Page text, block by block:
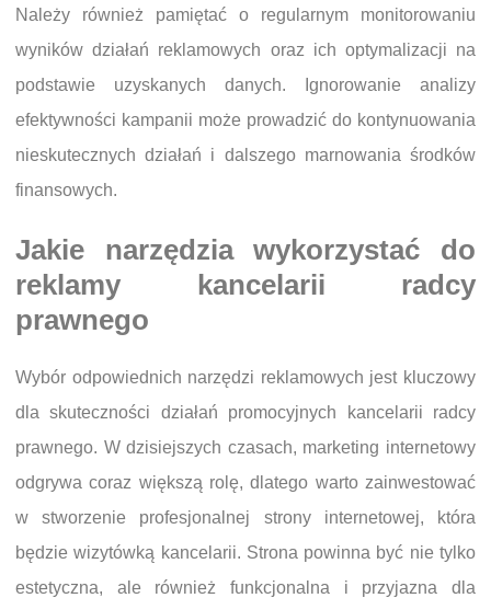
Należy również pamiętać o regularnym monitorowaniu
wyników działań reklamowych oraz ich optymalizacji na
podstawie uzyskanych danych. Ignorowanie analizy
efektywności kampanii może prowadzić do kontynuowania
nieskutecznych działań i dalszego marnowania środków
finansowych.
Jakie narzędzia wykorzystać do
reklamy kancelarii radcy
prawnego
Wybór odpowiednich narzędzi reklamowych jest kluczowy
dla skuteczności działań promocyjnych kancelarii radcy
prawnego. W dzisiejszych czasach, marketing internetowy
odgrywa coraz większą rolę, dlatego warto zainwestować
w stworzenie profesjonalnej strony internetowej, która
będzie wizytówką kancelarii. Strona powinna być nie tylko
estetyczna, ale również funkcjonalna i przyjazna dla